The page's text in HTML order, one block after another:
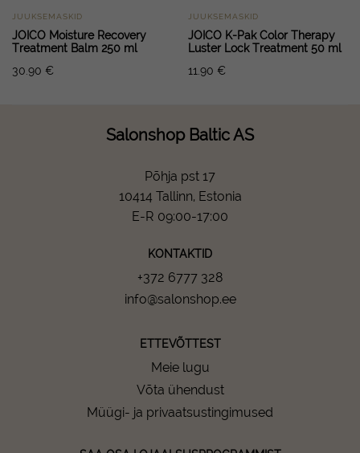
JUUKSEMASKID
JOICO Moisture Recovery
Treatment Balm 250 ml
30.90 €
JUUKSEMASKID
JOICO K-Pak Color Therapy
Luster Lock Treatment 50 ml
11.90 €
Salonshop Baltic AS
Põhja pst 17
10414 Tallinn, Estonia
E-R 09:00-17:00
KONTAKTID
+372 6777 328
info@salonshop.ee
ETTEVÕTTEST
Meie lugu
Võta ühendust
Müügi- ja privaatsustingimused